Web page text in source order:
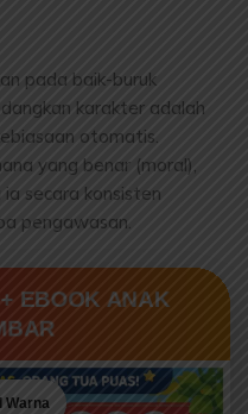
pada baik-buruk
karakter adalah
otomatis.
yang benar (moral),
secara konsisten
pengawasan.
EBOOK ANAK
Warna